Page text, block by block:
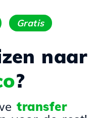
Gratis
naar
?
transfer